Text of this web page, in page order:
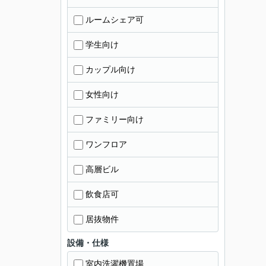
ルームシェア可
学生向け
カップル向け
女性向け
ファミリー向け
ワンフロア
高層ビル
飲食店可
居抜物件
設備・仕様
室内洗濯機置場